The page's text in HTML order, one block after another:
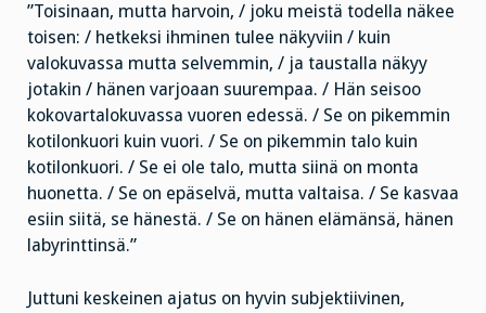
”Toisinaan, mutta harvoin, / joku meistä todella näkee
toisen: / hetkeksi ihminen tulee näkyviin / kuin
valokuvassa mutta selvemmin, / ja taustalla näkyy
jotakin / hänen varjoaan suurempaa. / Hän seisoo
kokovartalokuvassa vuoren edessä. / Se on pikemmin
kotilonkuori kuin vuori. / Se on pikemmin talo kuin
kotilonkuori. / Se ei ole talo, mutta siinä on monta
huonetta. / Se on epäselvä, mutta valtaisa. / Se kasvaa
esiin siitä, se hänestä. / Se on hänen elämänsä, hänen
labyrinttinsä.”
Juttuni keskeinen ajatus on hyvin subjektiivinen,